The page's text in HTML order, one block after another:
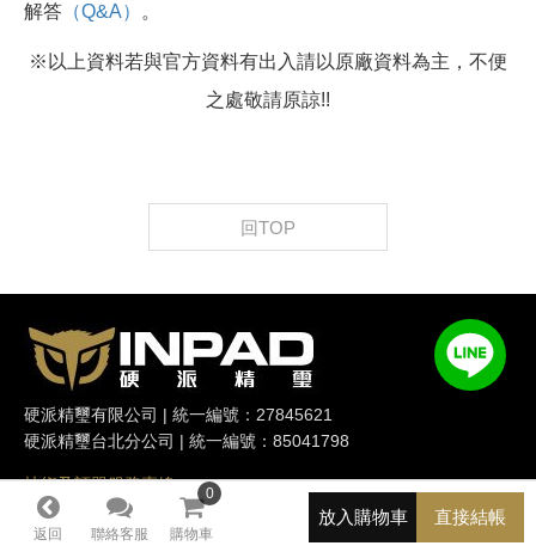
返回 聯絡客服
0
購物車
直接結帳
放入購物車
解答 （Q&A） 。
※以上資料若與官方資料有出入請以原廠資料為主，不便
之處敬請原諒!!
回TOP
硬派精璽有限公司 | 統一編號：27845621
硬派精璽台北分公司 | 統一編號：85041798
技術及訂單服務專線
電話：06-208-0909
行動：0978-089-187
0